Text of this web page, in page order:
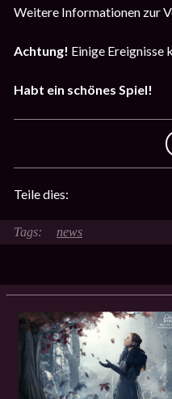
Weitere Informationen zur
Achtung! Einige Ereignisse
Habt ein schönes Spiel!
Teile dies:
news